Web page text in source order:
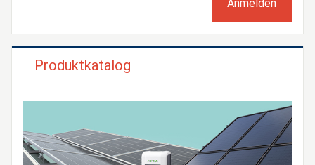
Produktkatalog